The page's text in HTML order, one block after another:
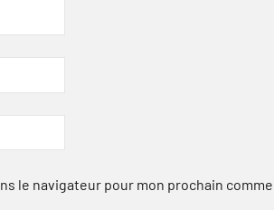
le navigateur pour mon prochain